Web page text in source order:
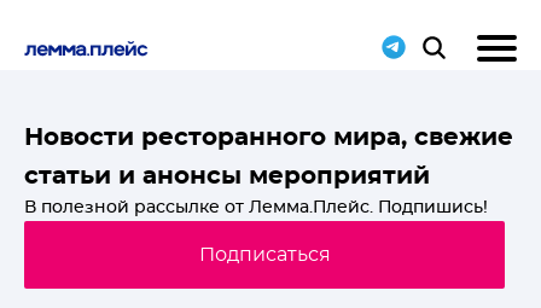
Новости ресторанного мира, свежие
статьи и анонсы мероприятий
В полезной рассылке от Лемма.Плейс. Подпишись!
Подписаться